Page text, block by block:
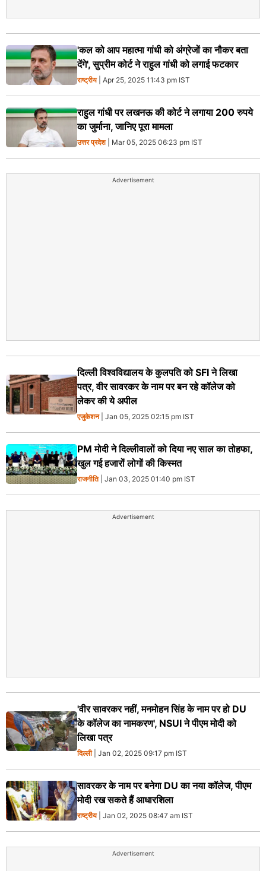
'कल को आप महात्मा गांधी को अंग्रेजों का नौकर बता
देंगे', सुप्रीम कोर्ट ने राहुल गांधी को लगाई फटकार
राष्ट्रीय| Apr 25, 2025 11:43 pm IST
राहुल गांधी पर लखनऊ की कोर्ट ने लगाया 200 रुपये
का जुर्माना, जानिए पूरा मामला
उत्तर प्रदेश| Mar 05, 2025 06:23 pm IST
Advertisement
दिल्ली विश्वविद्यालय के कुलपति को SFI ने लिखा
पत्र, वीर सावरकर के नाम पर बन रहे कॉलेज को
लेकर की ये अपील
एजुकेशन| Jan 05, 2025 02:15 pm IST
PM मोदी ने दिल्लीवालों को दिया नए साल का तोहफा,
खुल गई हजारों लोगों की किस्मत
राजनीति| Jan 03, 2025 01:40 pm IST
Advertisement
'वीर सावरकर नहीं, मनमोहन सिंह के नाम पर हो DU
के कॉलेज का नामकरण', NSUI ने पीएम मोदी को
लिखा पत्र
दिल्ली| Jan 02, 2025 09:17 pm IST
सावरकर के नाम पर बनेगा DU का नया कॉलेज, पीएम
मोदी रख सकते हैं आधारशिला
राष्ट्रीय| Jan 02, 2025 08:47 am IST
Advertisement